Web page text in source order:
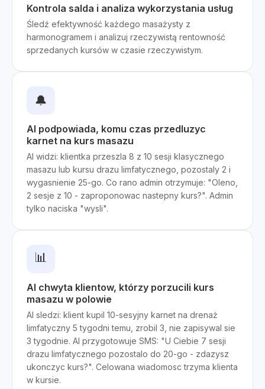
Kontrola salda i analiza wykorzystania usług
Śledź efektywność każdego masażysty z
harmonogramem i analizuj rzeczywistą rentowność
sprzedanych kursów w czasie rzeczywistym.
🔔
AI podpowiada, komu czas przedluzyc
karnet na kurs masazu
AI widzi: klientka przeszla 8 z 10 sesji klasycznego
masazu lub kursu drazu limfatycznego, pozostaly 2 i
wygasnienie 25-go. Co rano admin otrzymuje: "Oleno,
2 sesje z 10 - zaproponowac nastepny kurs?". Admin
tylko naciska "wysli".
📊
AI chwyta klientow, którzy porzucili kurs
masazu w polowie
AI sledzi: klient kupil 10-sesyjny karnet na drenaż
limfatyczny 5 tygodni temu, zrobil 3, nie zapisywal sie
3 tygodnie. AI przygotowuje SMS: "U Ciebie 7 sesji
drazu limfatycznego pozostalo do 20-go - zdazysz
ukonczyc kurs?". Celowana wiadomosc trzyma klienta
w kursie.